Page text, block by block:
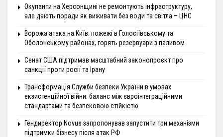
Окупанти на Херсонщині не ремонтують інфраструктуру,
але дають поради як виживати без води та світла – ЦНС
Ворожа атака на Київ: пожежі в Голосіївському та
Оболонському районах, горять резервуари з паливом
Сенат США підтримав масштабний законопроєкт про
санкції проти росії та Ірану
Трансформація Служби безпеки України в умовах
екзистенційної війни: баланс між євроінтеграційними
стандартами та безпековою стійкістю
Гендиректор Novus запропонував запустити три механізми
підтримки бізнесу після атак РФ